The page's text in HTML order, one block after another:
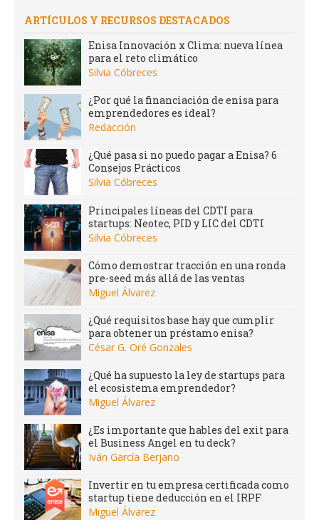
ARTÍCULOS Y RECURSOS DESTACADOS
Enisa Innovación x Clima: nueva línea
para el reto climático
Silvia Cóbreces
¿Por qué la financiación de enisa para
emprendedores es ideal?
Redacción
¿Qué pasa si no puedo pagar a Enisa? 6
Consejos Prácticos
Silvia Cóbreces
Principales líneas del CDTI para
startups: Neotec, PID y LIC del CDTI
Silvia Cóbreces
Cómo demostrar tracción en una ronda
pre-seed más allá de las ventas
Miguel Álvarez
¿Qué requisitos base hay que cumplir
para obtener un préstamo enisa?
César G. Oré Gonzales
¿Qué ha supuesto la ley de startups para
el ecosistema emprendedor?
Miguel Álvarez
¿Es importante que hables del exit para
el Business Angel en tu deck?
Iván García Berjano
Invertir en tu empresa certificada como
startup tiene deducción en el IRPF
Miguel Álvarez